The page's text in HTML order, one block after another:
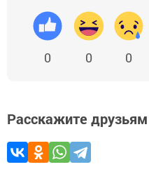
0 0 0
Расскажите друзьям